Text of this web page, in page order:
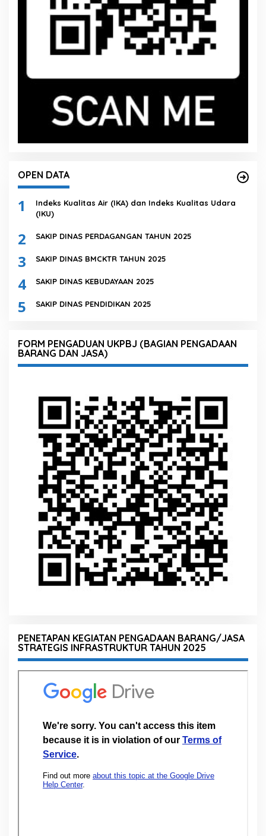
OPEN DATA
1
Indeks Kualitas Air (IKA) dan Indeks Kualitas Udara
(IKU)
2 SAKIP DINAS PERDAGANGAN TAHUN 2025
3 SAKIP DINAS BMCKTR TAHUN 2025
4 SAKIP DINAS KEBUDAYAAN 2025
5 SAKIP DINAS PENDIDIKAN 2025
FORM PENGADUAN UKPBJ (BAGIAN PENGADAAN
BARANG DAN JASA)
PENETAPAN KEGIATAN PENGADAAN BARANG/JASA
STRATEGIS INFRASTRUKTUR TAHUN 2025